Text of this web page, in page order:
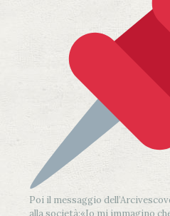
Poi il messaggio